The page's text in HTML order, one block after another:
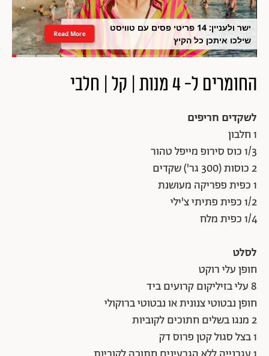
ישר ולעניין: 14 פריטי פסים עם טוויסט
שילכו איתכן כל הקיץ
Read More
החומרים ל- 4 מנות | קל | חלבי
לשקדים חריפים
1 חלבון
1/3 כוס סירופ מייפל טהור
2 כוסות (300 גר') שקדים
1 כפית פפריקה מעושנת
1/2 כפית פתיתי צ'ילי
1/4 כפית מלח
לסלט
חופן עלי רוקט
8 עלי בזיליקום קרועים ביד
חופן נבטוטי צנונית או נבטוטי ברוקולי
2 מנגו בשלים חתוכים לקוביות
1 בצל סגול קטן פרוס דק